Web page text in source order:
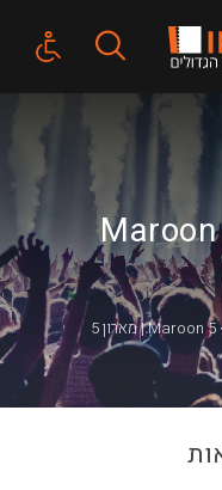
מארון 5 | Maroon 5